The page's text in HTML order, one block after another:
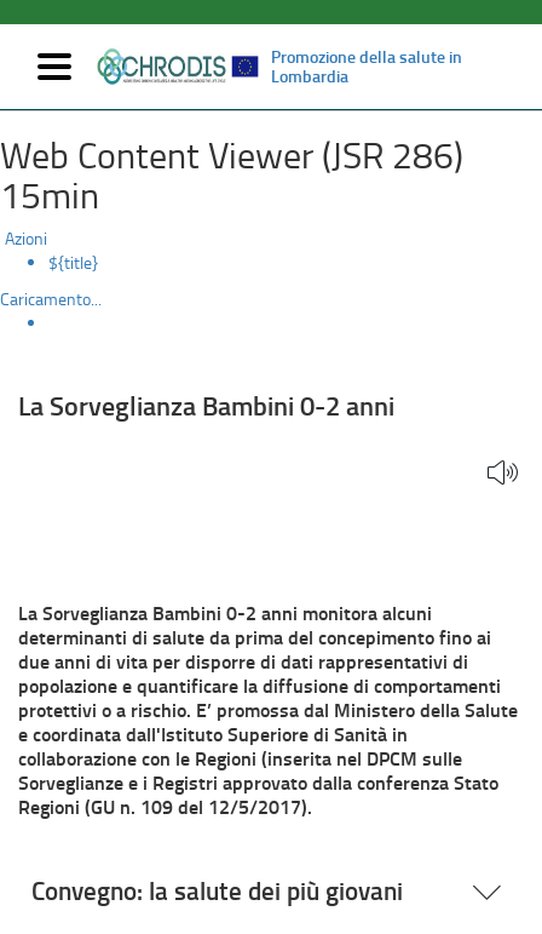
al
contenuto
principale
La
Sorveglianza
Bambini
0-
2
Mostra/nascondi
navigazione
Promozione della salute in
Lombardia
Web Content Viewer (JSR 286)
15min
Azioni
${title}
Caricamento...
La Sorveglianza Bambini 0-2 anni
La Sorveglianza Bambini 0-2 anni monitora alcuni
determinanti di salute da prima del concepimento fino ai
due anni di vita per disporre di dati rappresentativi di
popolazione e quantificare la diffusione di comportamenti
protettivi o a rischio. E’ promossa dal Ministero della Salute
e coordinata dall'Istituto Superiore di Sanità in
collaborazione con le Regioni (inserita nel DPCM sulle
Sorveglianze e i Registri approvato dalla conferenza Stato
Regioni (GU n. 109 del 12/5/2017).
Convegno: la salute dei più giovani